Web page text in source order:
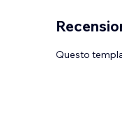
Questo